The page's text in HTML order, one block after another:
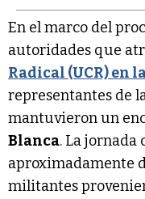
En el marco del
autoridades que
Radical (UCR) en
representantes de
mantuvieron un
Blanca. La jornada
aproximadamente
militantes